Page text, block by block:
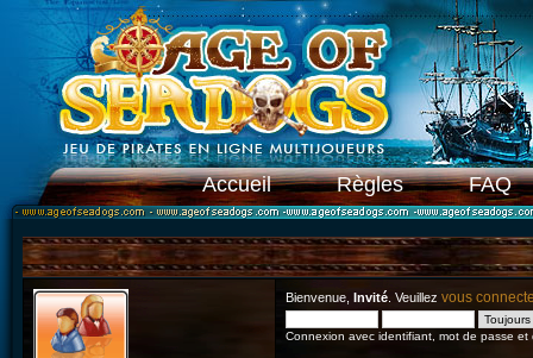
Accueil Règles FAQ
Bienvenue, Invité . Veuillez vous
Connexion avec identifiant, mot de passe et